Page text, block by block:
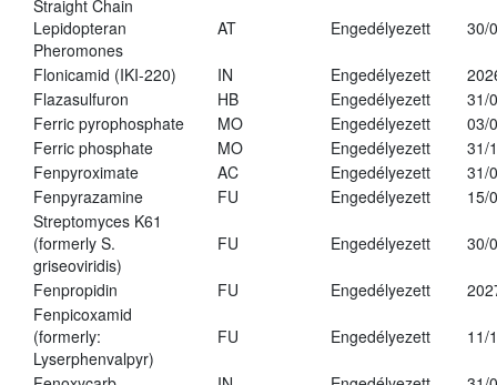
Straight Chain
Lepidopteran
Pheromones
AT Engedélyezett 30/
Flonicamid (IKI-220) IN Engedélyezett
Flazasulfuron
HB Engedélyezett
31/
Ferric pyrophosphate
MO Engedélyezett
03/
Ferric phosphate
MO Engedélyezett
31/
Fenpyroximate
AC Engedélyezett
31/
Fenpyrazamine
FU Engedélyezett
15/
Streptomyces K61
(formerly S.
griseoviridis)
FU Engedélyezett 30/
Fenpropidin FU Engedélyezett
Fenpicoxamid
(formerly:
Lyserphenvalpyr)
FU Engedélyezett 11/